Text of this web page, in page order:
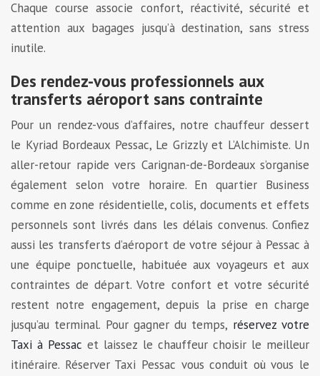
Chaque course associe confort, réactivité, sécurité et
attention aux bagages jusqu’à destination, sans stress
inutile.
Des rendez-vous professionnels aux
transferts aéroport sans contrainte
Pour un rendez-vous d’affaires, notre chauffeur dessert
le Kyriad Bordeaux Pessac, Le Grizzly et L’Alchimiste. Un
aller-retour rapide vers Carignan-de-Bordeaux s’organise
également selon votre horaire. En quartier Business
comme en zone résidentielle, colis, documents et effets
personnels sont livrés dans les délais convenus. Confiez
aussi les transferts d’aéroport de votre séjour à Pessac à
une équipe ponctuelle, habituée aux voyageurs et aux
contraintes de départ. Votre confort et votre sécurité
restent notre engagement, depuis la prise en charge
jusqu’au terminal. Pour gagner du temps, réservez votre
Taxi à Pessac et laissez le chauffeur choisir le meilleur
itinéraire. Réserver Taxi Pessac vous conduit où vous le